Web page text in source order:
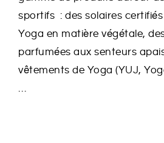
sportifs : des solaires
Yoga en matière végétale,
parfumées aux senteurs
vêtements de Yoga (YUJ,
…